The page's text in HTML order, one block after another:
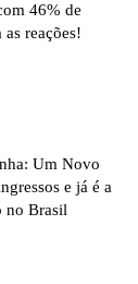
46% de
reações!
Um Novo
e já é a
no Brasil